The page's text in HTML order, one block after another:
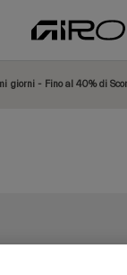
giorni - Fino al 40% di